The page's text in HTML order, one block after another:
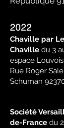
2022
Chaville par
Chaville du 3
espace
Rue Roger
Schuman
Société
de-France du